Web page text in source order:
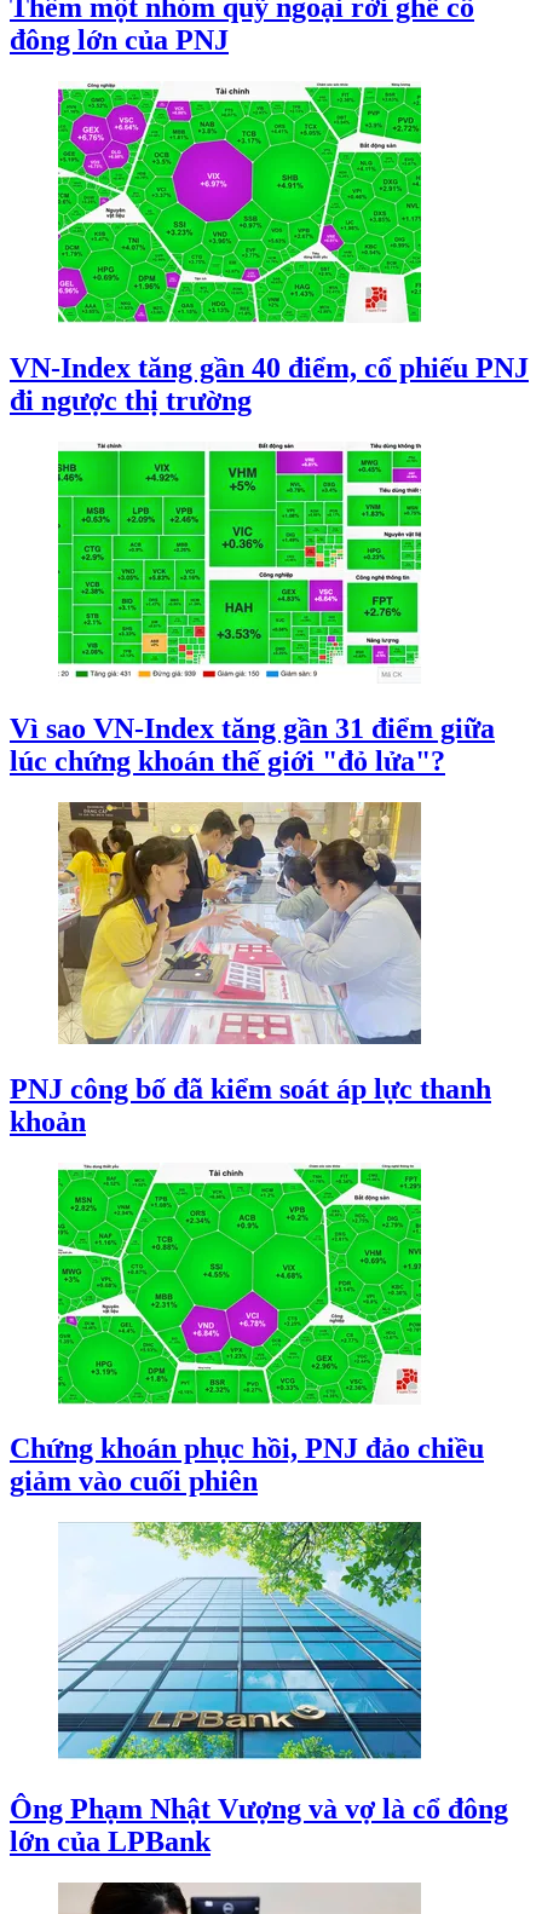
Thêm một nhóm quỹ ngoại rời ghế cổ
đông lớn của PNJ
VN-Index tăng gần 40 điểm, cổ phiếu PNJ
đi ngược thị trường
Vì sao VN-Index tăng gần 31 điểm giữa
lúc chứng khoán thế giới "đỏ lửa"?
PNJ công bố đã kiểm soát áp lực thanh
khoản
Chứng khoán phục hồi, PNJ đảo chiều
giảm vào cuối phiên
Ông Phạm Nhật Vượng và vợ là cổ đông
lớn của LPBank